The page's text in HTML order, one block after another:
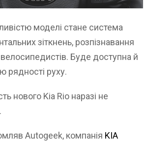
моделі стане система
зіткнень, розпізнавання
велосипедистів. Буде доступна й
рядності руху.
нового Kia Rio наразі не
Autogeek, компанія KIA